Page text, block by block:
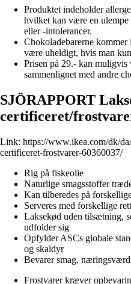
Produktet indeholder
hvilket kan være en ulempe
eller -intolerancer.
Chokoladebarerne
være uheldigt, hvis man
Prisen på 29.- kan
sammenlignet med andre
SJÖRAPPORT
certificeret/
Link: https://www.ikea.com/dk/
certificeret-frostvarer-60360037/
Rig på fiskeolie
Naturlige smagsstoffer
Kan tilberedes på
Serveres med forskellige
Laksekød uden tilsætning,
udfolder sig
Opfylder ASCs globale
og skaldyr
Bevarer smag,
Frostvarer kræver